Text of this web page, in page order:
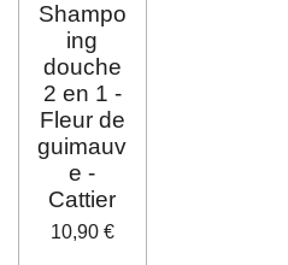
Shampo
ing
douche
2 en 1 -
Fleur de
guimauv
e -
Cattier
10,90 €